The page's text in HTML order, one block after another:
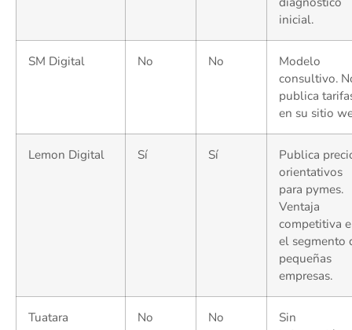
inicial.
SM Digital No No
Modelo
consultivo.
publica
en su sitio
Lemon Digital Sí Sí
Publica
orientativos
para pymes.
Ventaja
competitiva
el segmento
pequeñas
empresas.
Tuatara No No
Sin